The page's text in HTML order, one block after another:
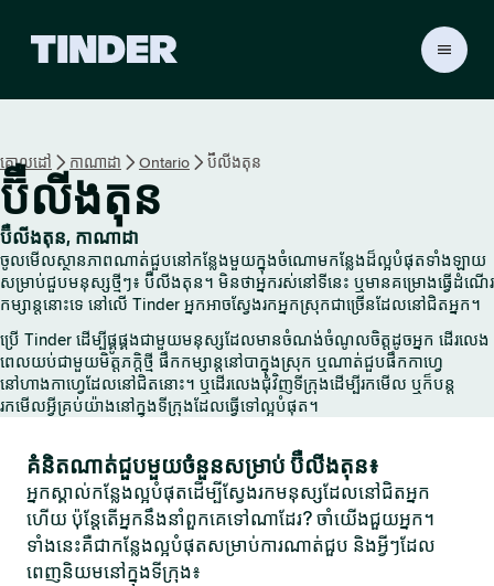
T
e
r
គោលដៅ កាណាដា Ontario ប៊ឺលីងតុន
ប៊ឺលីងតុន
ប៊ឺលីងតុន, កាណាដា
ចូលមើលស្ថានភាពណាត់ជួបនៅកន្លែងមួយក្នុងចំណោមកន្លែងដ៏ល្អបំផុតទាំងឡាយ
សម្រាប់ជួបមនុស្សថ្មីៗ៖ ប៊ឺលីងតុន។ មិនថាអ្នករស់នៅទីនេះ ឬមានគម្រោងធ្វើដំណើរ
កម្សាន្តនោះទេ នៅលើ Tinder អ្នកអាចស្វែងរកអ្នកស្រុកជាច្រើនដែលនៅជិតអ្នក។
ប្រើ Tinder ដើម្បីផ្គូផ្គងជាមួយមនុស្សដែលមានចំណង់ចំណូលចិត្តដូចអ្នក ដើរលេង
ពេលយប់ជាមួយមិត្តភក្តិថ្មី ផឹកកម្សាន្តនៅបាក្នុងស្រុក ឬណាត់ជួបផឹកកាហ្វេ
នៅហាងកាហ្វេដែលនៅជិតនោះ។ ឬដើរលេងជុំវិញទីក្រុងដើម្បីរកមើល ឬក៏បន្ត
រកមើលអ្វីគ្រប់យ៉ាងនៅក្នុងទីក្រុងដែលធ្វើទៅល្អបំផុត។
គំនិតណាត់ជួបមួយចំនួនសម្រាប់ ប៊ឺលីងតុន៖
អ្នកស្គាល់កន្លែងល្អបំផុតដើម្បីស្វែងរកមនុស្សដែលនៅជិតអ្នក
ហើយ ប៉ុន្តែតើអ្នកនឹងនាំពួកគេទៅណាដែរ? ចាំយើងជួយអ្នក។
ទាំងនេះគឺជាកន្លែងល្អបំផុតសម្រាប់ការណាត់ជួប និងអ្វីៗដែល
ពេញនិយមនៅក្នុងទីក្រុង៖